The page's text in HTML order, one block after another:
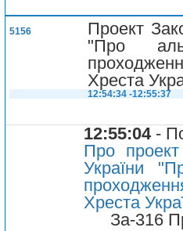
5156
Проект
"Про
Хреста
12:54:34 -12:55:37
12:55:04-
Про
України
Хреста
За-316